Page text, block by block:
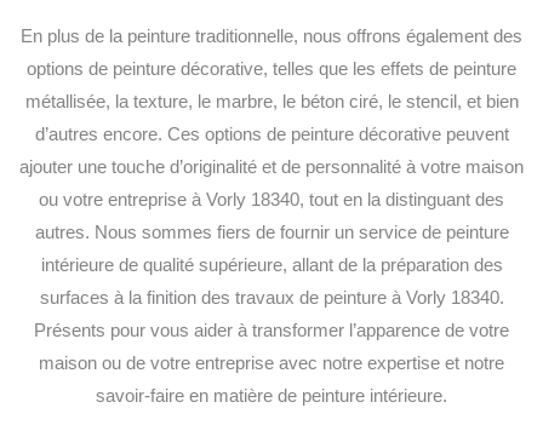
En plus de la peinture traditionnelle, nous offrons également des
options de peinture décorative, telles que les effets de peinture
métallisée, la texture, le marbre, le béton ciré, le stencil, et bien
d’autres encore. Ces options de peinture décorative peuvent
ajouter une touche d’originalité et de personnalité à votre maison
ou votre entreprise à Vorly 18340, tout en la distinguant des
autres. Nous sommes fiers de fournir un service de peinture
intérieure de qualité supérieure, allant de la préparation des
surfaces à la finition des travaux de peinture à Vorly 18340.
Présents pour vous aider à transformer l’apparence de votre
maison ou de votre entreprise avec notre expertise et notre
savoir-faire en matière de peinture intérieure.